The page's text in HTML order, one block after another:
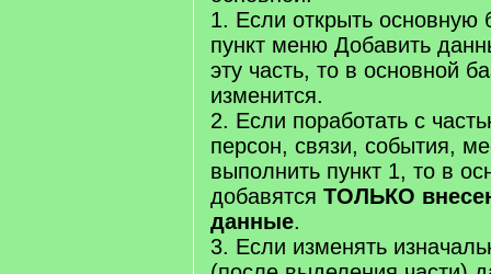
1. Если открыть основную
пункт меню Добавить
эту часть, то в основной
изменится.
2. Если поработать с
персон, связи, события,
выполнить пункт 1, то в
добавятся ТОЛЬКО
данные.
3. Если изменять